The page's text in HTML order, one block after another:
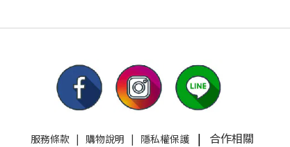
服務條款| 購物說明 | 隱私權保護| 合作相關